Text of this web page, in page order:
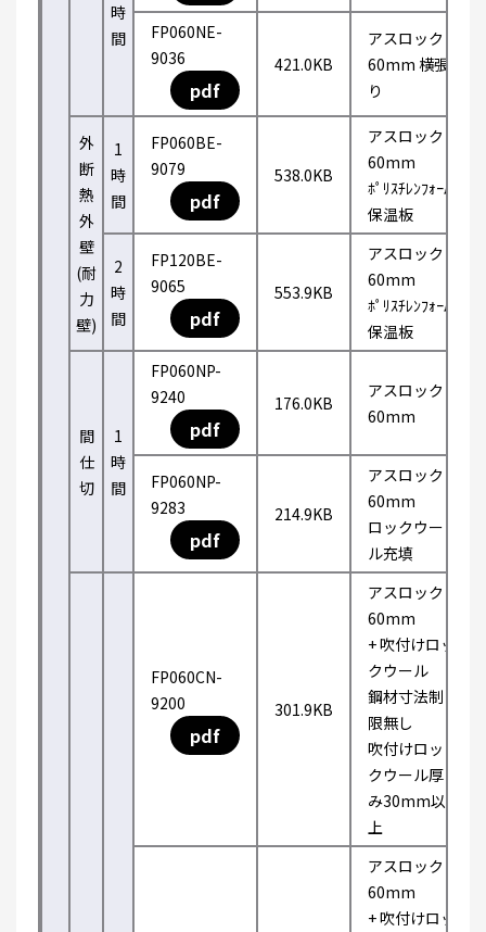
時
間
FP060NE-
9036
pdf
421.0KB
アスロック
60mm 横張
り
外
断
熱
外
壁
(耐
力
壁)
1
時
間
FP060BE-
9079
pdf
538.0KB
アスロック
60mm
ﾎﾟﾘｽﾁﾚﾝﾌｫｰﾑ
保温板
2
時
間
FP120BE-
9065
pdf
553.9KB
アスロック
60mm
ﾎﾟﾘｽﾁﾚﾝﾌｫｰﾑ
保温板
間
仕
切
1
時
間
FP060NP-
9240
pdf
176.0KB
アスロック
60mm
FP060NP-
9283
pdf
214.9KB
アスロック
60mm
ロックウー
ル充填
FP060CN-
9200
pdf
301.9KB
アスロック
60mm
+ 吹付けロッ
クウール
鋼材寸法制
限無し
吹付けロッ
クウール厚
み30mm以
上
アスロック
60mm
+ 吹付けロッ